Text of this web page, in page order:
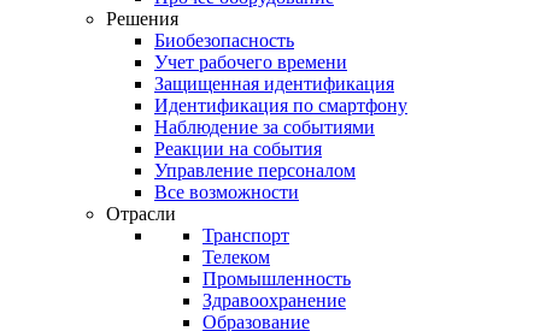
Решения
Биобезопасность
Учет рабочего времени
Защищенная идентификация
Идентификация по смартфону
Наблюдение за событиями
Реакции на события
Управление персоналом
Все возможности
Отрасли
Транспорт
Телеком
Промышленность
Здравоохранение
Образование